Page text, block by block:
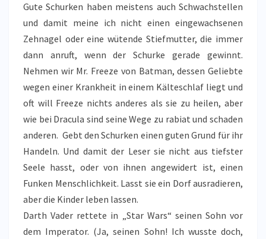
Gute Schurken haben meistens auch Schwachstellen
und damit meine ich nicht einen eingewachsenen
Zehnagel oder eine wütende Stiefmutter, die immer
dann anruft, wenn der Schurke gerade gewinnt.
Nehmen wir Mr. Freeze von Batman, dessen Geliebte
wegen einer Krankheit in einem Kälteschlaf liegt und
oft will Freeze nichts anderes als sie zu heilen, aber
wie bei Dracula sind seine Wege zu rabiat und schaden
anderen. Gebt den Schurken einen guten Grund für ihr
Handeln. Und damit der Leser sie nicht aus tiefster
Seele hasst, oder von ihnen angewidert ist, einen
Funken Menschlichkeit. Lasst sie ein Dorf ausradieren,
aber die Kinder leben lassen.
Darth Vader rettete in „Star Wars“ seinen Sohn vor
dem Imperator. (Ja, seinen Sohn! Ich wusste doch,